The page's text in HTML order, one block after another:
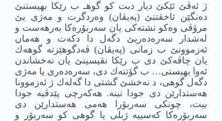
ژ ئه‌ڤێ ئێكێ دیار دبت كو گوهـ ب رێكا بهیستنێ
ده‌نگێن ئاخڤتنێ (په‌یڤان) وه‌ردگرت و مه‌ژى یێ
مرۆڤى وه‌كو تشته‌كى یان سه‌ربۆره‌كا به‌رهه‌ست و
له‌شدار سه‌ره‌ده‌ریێ دگه‌ل دا دكه‌ت و هه‌مان
ئه‌زموونێ ب زمانى (په‌یڤان) ڤه‌دگوهێزته‌ گوهه‌ك
یان چاڤه‌كێ دى ب رێكا نڤیسینێ یان نه‌خشاندن
ئه‌وا بهیستى… ب گۆتنه‌ك دى، سه‌ره‌ده‌رى یا مه‌ژى
دگه‌ل گوهى، د نه‌خشێ گشتى دا گه‌له‌ك ژ ئه‌زموونا
هه‌ستدارێن دى جودا نینه‌. هه‌كه‌رچى پێدڤیه‌ جودا
بیت، چونكى سه‌ربۆرا هه‌مى هه‌ستدارێن دى
سه‌ربۆره‌كا كه‌سییه‌ ژبلى یا گوهى كو سه‌ربۆر و